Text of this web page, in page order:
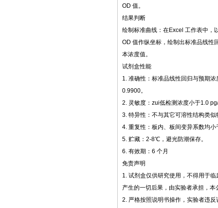
OD 值。
结果判断
绘制标准曲线：在Excel 工作表中，
OD 值作纵坐标，绘制出标准品线性
本浓度值。
试剂盒性能
1. 准确性：标准品线性回归与预期
0.9900。
2. 灵敏度：zui低检测浓度小于1.0
3. 特异性：不与其它可溶性结构类似
4. 重复性：板内、板间变异系数均小
5. 贮藏：2-8℃，避光防潮保存。
6. 有效期：6 个月
免责声明
1. 试剂盒仅供研究使用，不得用于
产生的一切后果，由实验者承担，本
2. 严格按照说明书操作，实验者违